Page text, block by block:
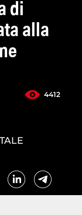
di
alla
4412